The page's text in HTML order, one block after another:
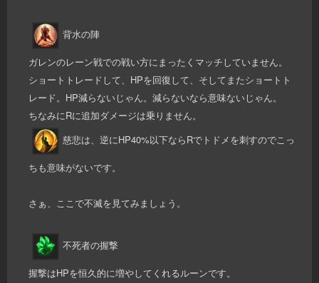
背水の陣
ガレンのレーン戦での戦い方にまったくマッチしていません。
ショートトレードして、HPを回復して、そしてまたショートト
レード。HP減らないじゃん。減らないなら意味ないじゃん。
ちなみにRに追加ダメージは乗りません。
慈悲は、逆にHP40%以下ならRでトドメを刺すのでこっ
ちも意味がないです。
さぁ、ここで不滅を見てみましょう。
不死者の握撃
握撃はHPを恒久的に増やしてくれるルーンです。